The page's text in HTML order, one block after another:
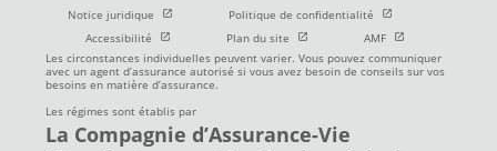
Notice juridique Ouvrir dans une nouvelle fenetre
Politique de confidentialité
Ouvrir dans une
Accessibilité
Ouvrir dans une nouvelle fenetre
Plan du site Ouvrir dans une nouvelle fenetre
AMF Ouvrir dans une
Les circonstances individuelles peuvent varier. Vous pouvez communiquer
avec un agent d’assurance autorisé si vous avez besoin de conseils sur vos
besoins en matière d’assurance.
Les régimes sont établis par
La Compagnie d’Assurance-Vie